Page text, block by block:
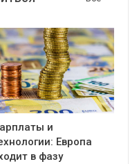
и
Европа
в фазу